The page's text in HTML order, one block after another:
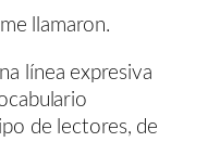
llamaron.
línea expresiva
de lectores, de